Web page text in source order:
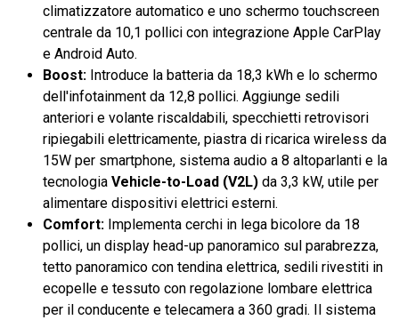
climatizzatore automatico e uno schermo touchscreen
centrale da 10,1 pollici con integrazione Apple CarPlay
e Android Auto.
Boost: Introduce la batteria da 18,3 kWh e lo schermo
dell'infotainment da 12,8 pollici. Aggiunge sedili
anteriori e volante riscaldabili, specchietti retrovisori
ripiegabili elettricamente, piastra di ricarica wireless da
15W per smartphone, sistema audio a 8 altoparlanti e la
tecnologia Vehicle-to-Load (V2L) da 3,3 kW, utile per
alimentare dispositivi elettrici esterni.
Comfort: Implementa cerchi in lega bicolore da 18
pollici, un display head-up panoramico sul parabrezza,
tetto panoramico con tendina elettrica, sedili rivestiti in
ecopelle e tessuto con regolazione lombare elettrica
per il conducente e telecamera a 360 gradi. Il sistema